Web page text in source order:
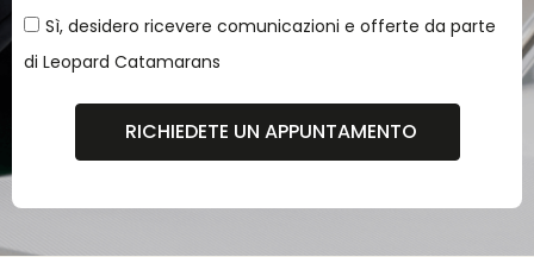
Sì, desidero ricevere comunicazioni e offerte da parte
di Leopard Catamarans
RICHIEDETE UN APPUNTAMENTO